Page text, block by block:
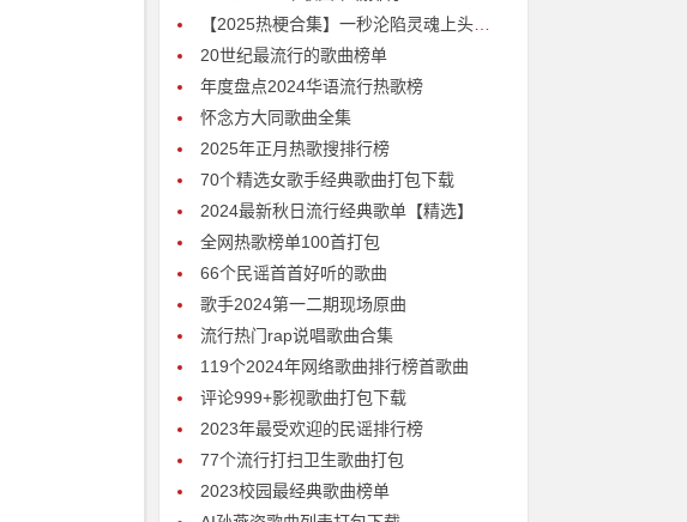
【2025热梗合集】一秒沦陷灵魂上头神曲打包下载
20世纪最流行的歌曲榜单
年度盘点2024华语流行热歌榜
怀念方大同歌曲全集
2025年正月热歌搜排行榜
70个精选女歌手经典歌曲打包下载
2024最新秋日流行经典歌单【精选】
全网热歌榜单100首打包
66个民谣首首好听的歌曲
歌手2024第一二期现场原曲
流行热门rap说唱歌曲合集
119个2024年网络歌曲排行榜首歌曲
评论999+影视歌曲打包下载
2023年最受欢迎的民谣排行榜
77个流行打扫卫生歌曲打包
2023校园最经典歌曲榜单